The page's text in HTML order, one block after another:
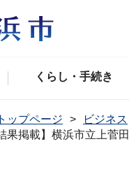
くらし・手続き
ップページ ビジネス
果掲載】横浜市立上菅